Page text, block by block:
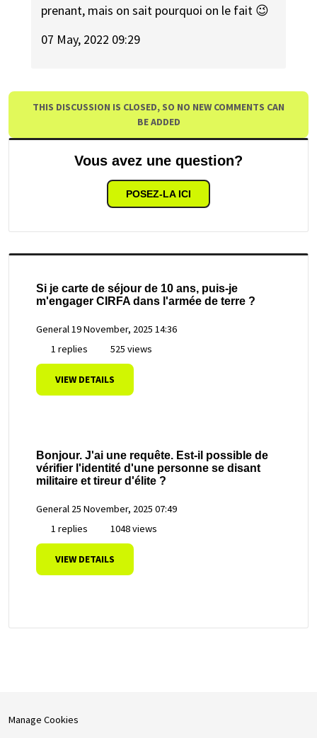
prenant, mais on sait pourquoi on le fait 😉
07 May, 2022 09:29
THIS DISCUSSION IS CLOSED, SO NO NEW COMMENTS CAN
BE ADDED
Vous avez une question?
POSEZ-LA ICI
Si je carte de séjour de 10 ans, puis-je
m'engager CIRFA dans l'armée de terre ?
General19 November, 2025 14:36
1 replies
525 views
VIEW DETAILS
Bonjour. J'ai une requête. Est-il possible de
vérifier l'identité d'une personne se disant
militaire et tireur d'élite ?
General 25 November, 2025 07:49
1 replies
1048 views
VIEW DETAILS
Manage Cookies